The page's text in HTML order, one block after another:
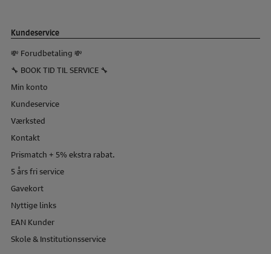
Kundeservice
💸 Forudbetaling 💸
🔧 BOOK TID TIL SERVICE 🔧
Min konto
Kundeservice
Værksted
Kontakt
Prismatch + 5% ekstra rabat.
5 års fri service
Gavekort
Nyttige links
EAN Kunder
Skole & Institutionsservice